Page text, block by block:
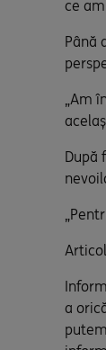
ce
Până
„Am
După
a